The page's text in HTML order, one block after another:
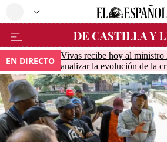
EN DIRECTO Vivas recibe hoy al
analizar la evolución de la